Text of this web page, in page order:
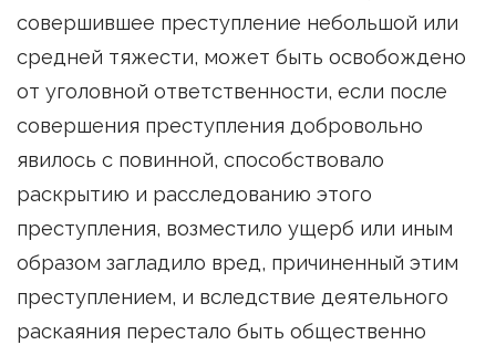
совершившее преступление небольшой или
средней тяжести, может быть освобождено
от уголовной ответственности, если после
совершения преступления добровольно
явилось с повинной, способствовало
раскрытию и расследованию этого
преступления, возместило ущерб или иным
образом загладило вред, причиненный этим
преступлением, и вследствие деятельного
раскаяния перестало быть общественно